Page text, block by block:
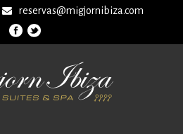
reservas@migjornibiza.com